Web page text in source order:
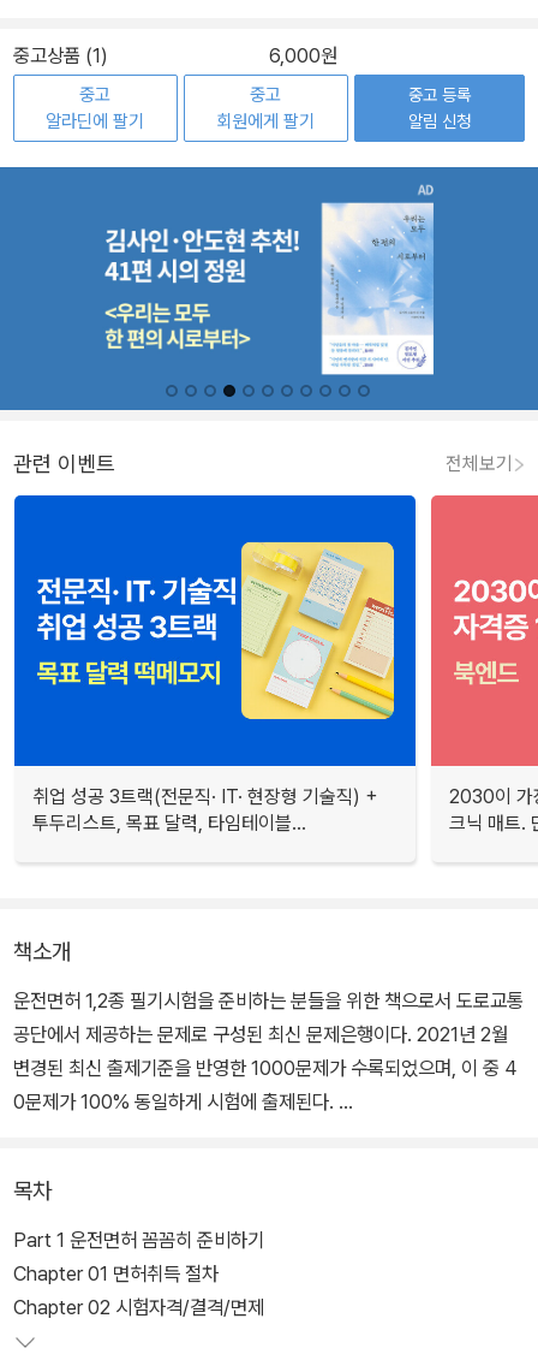
중고상품 (1) 6,000원
중고
알라딘에 팔기
중고
회원에게 팔기
중고 등록
알림 신청
관련 이벤트 전체보기
취업 성공 3트랙(전문직· IT· 현장형 기술직) +
투두리스트, 목표 달력, 타임테이블...
2030이 가
크닉 매트.
책소개
운전면허 1,2종 필기시험을 준비하는 분들을 위한 책으로서 도로교통
공단에서 제공하는 문제로 구성된 최신 문제은행이다. 2021년 2월
변경된 최신 출제기준을 반영한 1000문제가 수록되었으며, 이 중 4
0문제가 100% 동일하게 시험에 출제된다.
며, 동영상형 문제는 QR코드 또는 홈페이지 다운로드를 통해 쉽게
확인하실 수 있다. 부록으로 운전면허 취득과정에 대한 안내와 핵심
용어, 주요 표지판을 추가로 정리하여 수험생의 편의를 최대한 도모
하였다.
목차
Part 1 운전면허 꼼꼼히 준비하기
Chapter 01 면허취득 절차
Chapter 02 시험자격/결격/면제